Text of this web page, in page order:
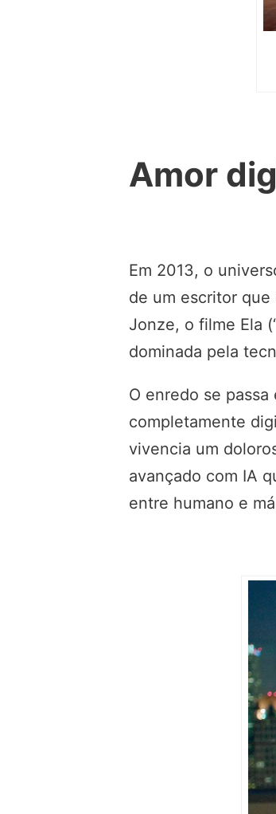
Amor
Em 2013, o
de um escritor
Jonze, o filme Ela
dominada pela
O enredo se
completamente
vivencia um
avançado com IA
entre humano e